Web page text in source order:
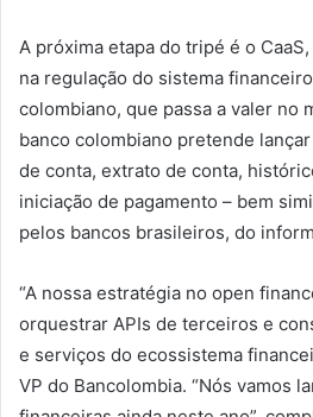
A próxima etapa do tripé é o
na regulação do sistema
colombiano, que passa a valer no
banco colombiano pretende
de conta, extrato de conta,
iniciação de pagamento – bem
pelos bancos brasileiros, do
“A nossa estratégia no open
orquestrar APIs de terceiros e
e serviços do ecossistema
VP do Bancolombia. “Nós vamos